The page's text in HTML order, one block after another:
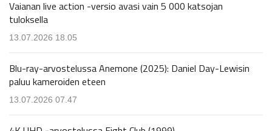
Vaianan live action -versio avasi vain 5 000 katsojan
tuloksella
13.07.2026 18.05
Blu-ray-arvostelussa Anemone (2025): Daniel Day-Lewisin
paluu kameroiden eteen
13.07.2026 07.47